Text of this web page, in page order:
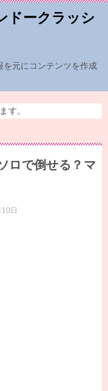
ドークラッシ
元にコンテンツを作成
す。
ロで倒せる？マ
日